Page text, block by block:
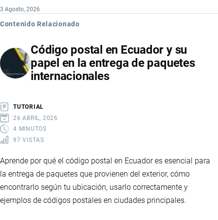
3 Agosto, 2026
Contenido Relacionado
Código postal en Ecuador y su
papel en la entrega de paquetes
internacionales
TUTORIAL
26 ABRIL, 2026
4 MINUTOS
97 VISTAS
Aprende por qué el código postal en Ecuador es esencial para
la entrega de paquetes que provienen del exterior, cómo
encontrarlo según tu ubicación, usarlo correctamente y
ejemplos de códigos postales en ciudades principales.